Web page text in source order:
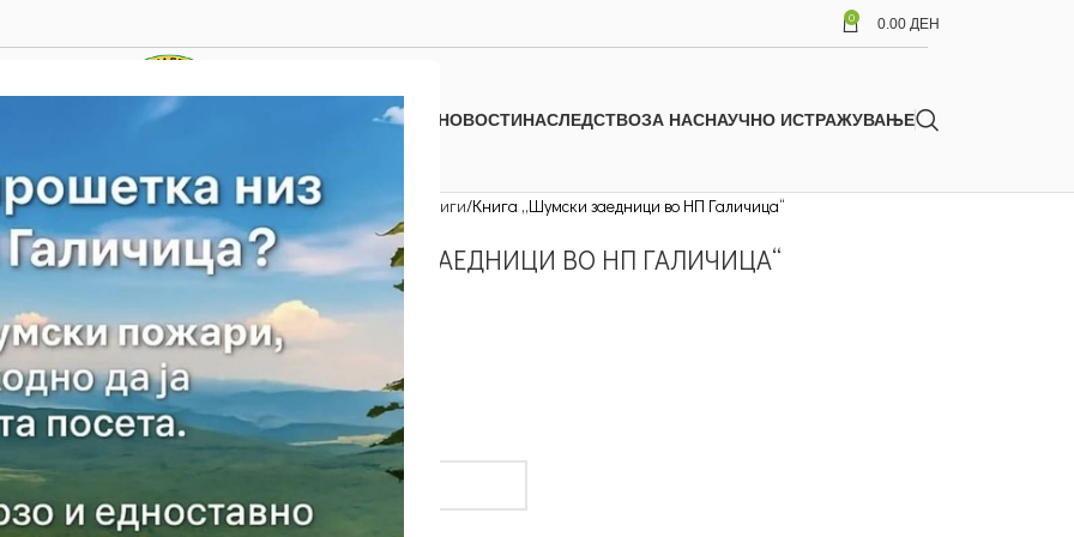
0 0.00 ДЕН
НОВОСТИНАСЛЕДСТВОЗА НАСНАУЧНО ИСТРАЖУВАЊЕ
Дома Останати производи Книги Книга „Шумски заедници во НП Галичица“
КНИГА „ШУМСКИ ЗАЕДНИЦИ ВО НП ГАЛИЧИЦА“
600.00ден
Дата / Date*